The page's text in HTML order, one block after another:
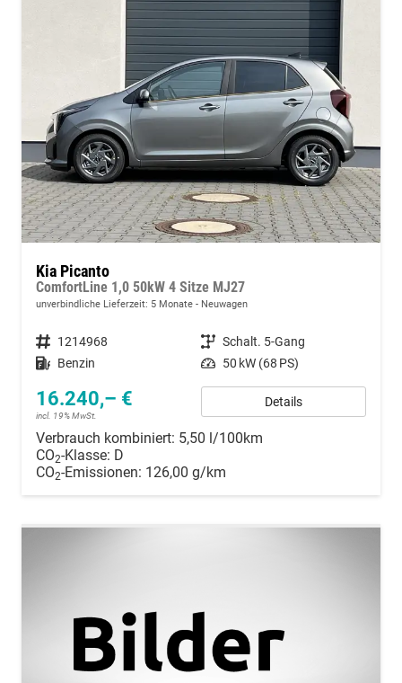
Kia Picanto
ComfortLine 1,0 50kW 4 Sitze MJ27
unverbindliche Lieferzeit: 5 Monate Neuwagen
Fahrzeugnummer 1214968 Getriebe Schalt. 5-Gang
Kraftstoff Benzin Leistung 50 kW (68 PS)
16.240,– €
incl. 19% MwSt.
Details
Verbrauch kombiniert: 5,50 l/100km
CO2-Klasse: D
CO2-Emissionen: 126,00 g/km